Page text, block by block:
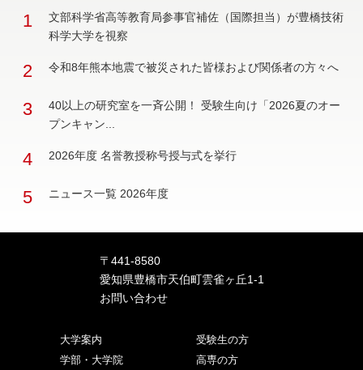
1
文部科学省高等教育局参事官補佐（国際担当）が豊橋技術
科学大学を視察
2 令和8年熊本地震で被災された皆様および関係者の方々へ
3
40以上の研究室を一斉公開！ 受験生向け「2026夏のオー
プンキャン...
4 2026年度 名誉教授称号授与式を挙行
5 ニュース一覧 2026年度
〒441-8580
愛知県豊橋市天伯町雲雀ヶ丘1-1
お問い合わせ
大学案内
学部・大学院
受験生の方
高専の方